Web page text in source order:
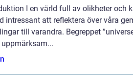
I en värld full av olikheter och
intressant att reflektera över våra
till varandra. Begreppet